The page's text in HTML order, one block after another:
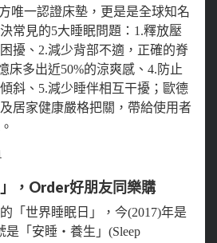
唯一認證床墊，更是是全球知名
常見的5大睡眠問題：1.釋放壓
擾、2.減少背部不適，正確的脊
床多出近50%的涼爽感、4.防止
斜、5.減少睡伴相互干擾；歐德
居家健康嚴格把關，帶給使用者
，Order好朋友同樂購
「世界睡眠日」，今(2017)年是
是「安睡‧養生」(Sleep